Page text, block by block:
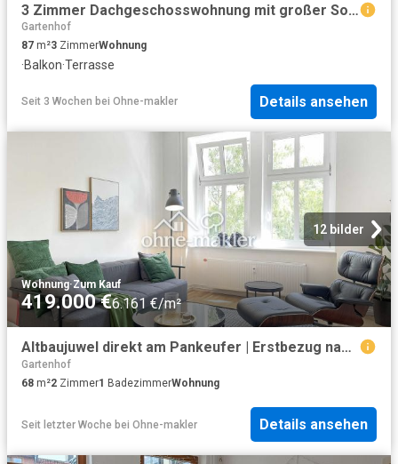
3 Zimmer Dachgeschosswohnung mit großer Sonnenterrasse im Arnimkiez
Gartenhof
87 m²3 ZimmerWohnung
·Balkon·Terrasse
Seit 3 Wochen bei Ohne-makler Details ansehen
12 bilder
Wohnung·Zum Kauf
419.000 €6.161 €/m²
Altbaujuwel direkt am Pankeufer | Erstbezug nach Sanierung | hohe Decken | provisionsfrei
Gartenhof
68 m²2 Zimmer1 BadezimmerWohnung
Seit letzter Woche bei Ohne-makler Details ansehen